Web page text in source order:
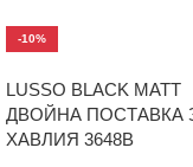
-10%
LUSSO BLACK MATT
ДВОЙНА ПОСТАВКА
ХАВЛИЯ 3648B